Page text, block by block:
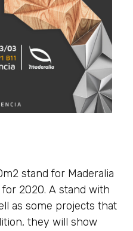
stand for Maderalia
2020. A stand with
as some projects that
they will show